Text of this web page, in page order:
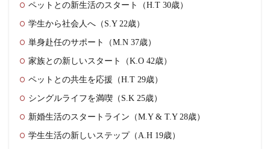
ペットとの新生活のスタート（H.T 30歳）
学生から社会人へ（S.Y 22歳）
単身赴任のサポート（M.N 37歳）
家族との新しいスタート（K.O 42歳）
ペットとの共生を応援（H.T 29歳）
シングルライフを満喫（S.K 25歳）
新婚生活のスタートライン（M.Y & T.Y 28歳）
学生生活の新しいステップ（A.H 19歳）